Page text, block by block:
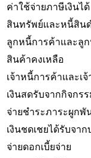
ค่าใช้จ่ายภาษีเงินได้
สินทรัพย์และหนี้สิน
ลูกหนี้การค้าและลู
สินค้าคงเหลือ
เจ้าหนี้การค้าและเ
เงินสดรับจากกิจกร
จ่ายชำระภาระผูก
เงินชดเชยได้รับจา
จ่ายดอกเบี้ยจ่าย